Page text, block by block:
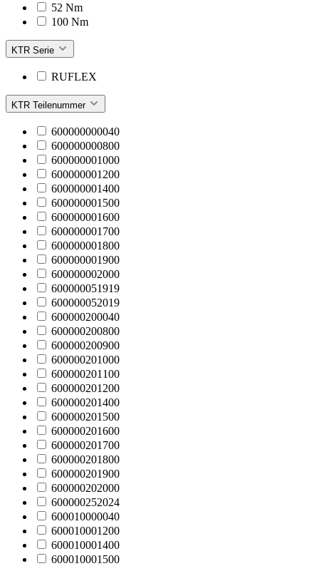
52 Nm
100 Nm
KTR Serie
RUFLEX
KTR Teilenummer
600000000040
600000000800
600000001000
600000001200
600000001400
600000001500
600000001600
600000001700
600000001800
600000001900
600000002000
600000051919
600000052019
600000200040
600000200800
600000200900
600000201000
600000201100
600000201200
600000201400
600000201500
600000201600
600000201700
600000201800
600000201900
600000202000
600000252024
600010000040
600010001200
600010001400
600010001500